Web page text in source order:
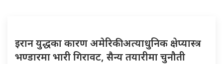
इरान युद्धका कारण अमेरिकी अत्याधुनिक क्षेप्यास्त्र
भण्डारमा भारी गिरावट, सैन्य तयारीमा चुनौती